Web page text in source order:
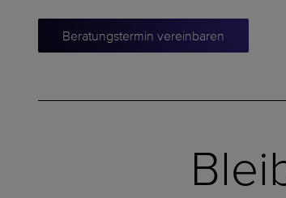
Beratungstermin vereinbaren